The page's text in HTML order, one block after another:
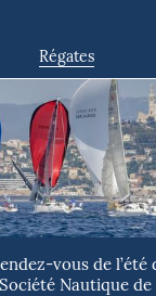
Régates
vous de l’été
Nautique de